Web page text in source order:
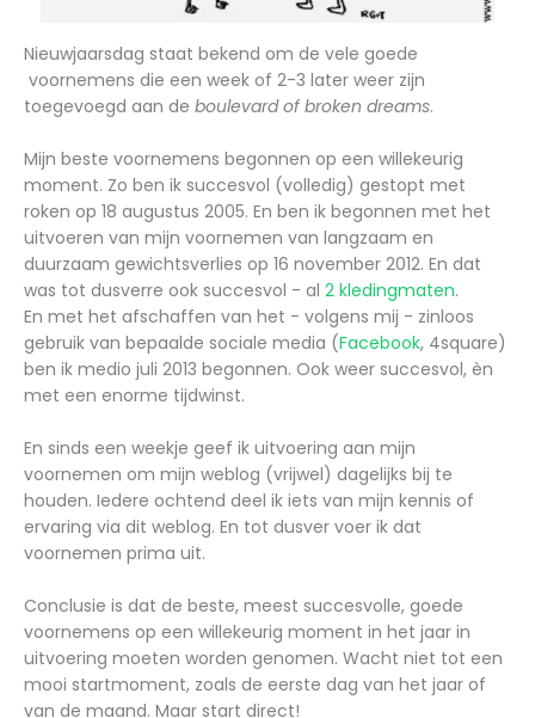
Nieuwjaarsdag staat bekend om de vele goede
voornemens die een week of 2-3 later weer zijn
toegevoegd aan de boulevard of broken dreams.
Mijn beste voornemens begonnen op een willekeurig
moment. Zo ben ik succesvol (volledig) gestopt met
roken op 18 augustus 2005. En ben ik begonnen met het
uitvoeren van mijn voornemen van langzaam en
duurzaam gewichtsverlies op 16 november 2012. En dat
was tot dusverre ook succesvol - al 2 kledingmaten.
En met het afschaffen van het - volgens mij - zinloos
gebruik van bepaalde sociale media (Facebook, 4square)
ben ik medio juli 2013 begonnen. Ook weer succesvol, èn
met een enorme tijdwinst.
En sinds een weekje geef ik uitvoering aan mijn
voornemen om mijn weblog (vrijwel) dagelijks bij te
houden. Iedere ochtend deel ik iets van mijn kennis of
ervaring via dit weblog. En tot dusver voer ik dat
voornemen prima uit.
Conclusie is dat de beste, meest succesvolle, goede
voornemens op een willekeurig moment in het jaar in
uitvoering moeten worden genomen. Wacht niet tot een
mooi startmoment, zoals de eerste dag van het jaar of
van de maand. Maar start direct!